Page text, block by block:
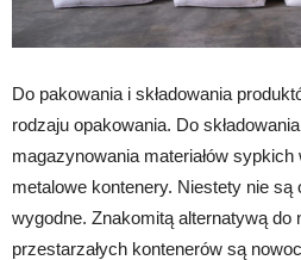
Do pakowania i składowania
rodzaju opakowania. Do
magazynowania materiałów
metalowe kontenery. Niestety nie są
wygodne. Znakomitą alternatywą do
przestarzałych kontenerów są